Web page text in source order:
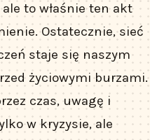
to właśnie ten akt
Ostatecznie, sieć
staje się naszym
życiowymi burzami.
czas, uwagę i
w kryzysie, ale